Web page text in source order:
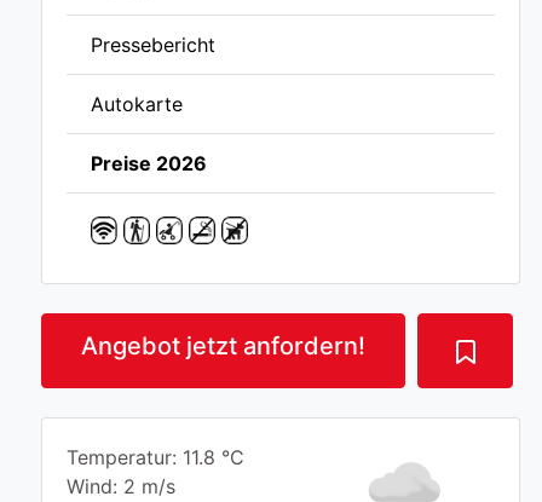
Pressebericht
Autokarte
Preise 2026
Angebot jetzt anfordern!
Temperatur: 11.8 °C
Wind: 2 m/s